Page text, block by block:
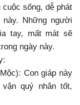
sống, dễ phát
Những người
tay, mất mát sẽ
ngày này.
Con giáp này
quý nhân tốt,